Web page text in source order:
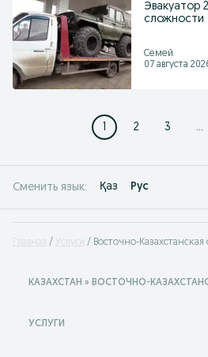
Эвакуатор
сложности
Семей
07 августа
1 2 3 ...
Сменить язык: Қаз Рус
Главная Услуги Восточно-Казахстанская
КАЗАХСТАН » ВОСТОЧНО-
УСЛУГИ